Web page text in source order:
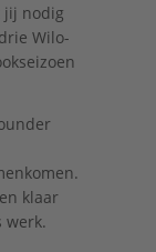
jij nodig
Wilo-
klaar
werk.